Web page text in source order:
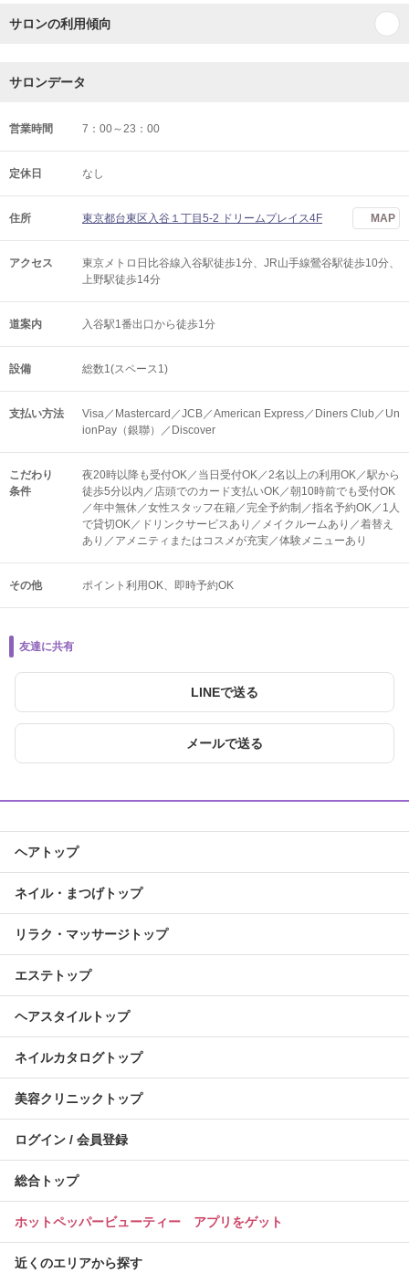
サロンの利用傾向
サロンデータ
営業時間 7：00～23：00
定休日 なし
住所 東京都台東区入谷１丁目5-2 ドリームプレイス4F MAP
アクセス
東京メトロ日比谷線入谷駅徒歩1分、JR山手線鶯谷駅徒歩10分、
上野駅徒歩14分
道案内 入谷駅1番出口から徒歩1分
設備 総数1(スペース1)
支払い方法
Visa／Mastercard／JCB／American Express／Diners Club／Un
ionPay（銀聯）／Discover
こだわり
条件
夜20時以降も受付OK／当日受付OK／2名以上の利用OK／駅から
徒歩5分以内／店頭でのカード支払いOK／朝10時前でも受付OK
／年中無休／女性スタッフ在籍／完全予約制／指名予約OK／1人
で貸切OK／ドリンクサービスあり／メイクルームあり／着替え
あり／アメニティまたはコスメが充実／体験メニューあり
その他 ポイント利用OK 即時予約OK
友達に共有
LINEで送る
メールで送る
ヘアトップ
ネイル・まつげトップ
リラク・マッサージトップ
エステトップ
ヘアスタイルトップ
ネイルカタログトップ
美容クリニックトップ
ログイン / 会員登録
総合トップ
ホットペッパービューティー アプリをゲット
近くのエリアから探す